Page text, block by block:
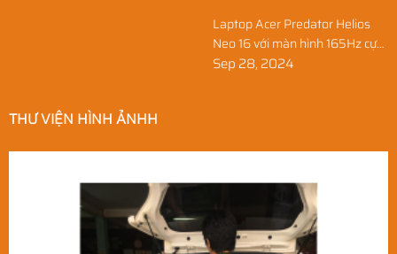
Laptop Acer Predator Helios
Neo 16 với màn hình 165Hz cực
nét
Sep 28, 2024
THƯ VIỆN HÌNH ẢNHH